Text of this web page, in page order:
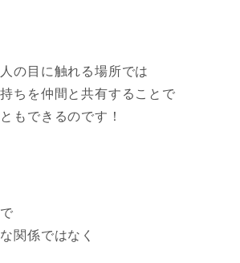
の目に触れる場所では
ちを仲間と共有することで
もできるのです！
関係ではなく